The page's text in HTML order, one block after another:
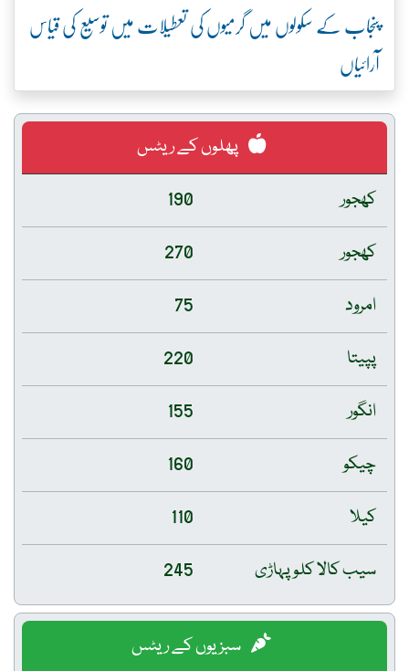
پنجاب کے سکولوں میں گرمیوں کی تعطیلات میں توسیع کی قیاس
آرائیاں
پھلوں کے ریٹس
کھجور
190
کھجور
270
امرود
75
پپیتا
220
انگور
155
چیکو
160
کیلا
110
سیب کالا کلو پہاڑی
245
سبزیوں کے ریٹس